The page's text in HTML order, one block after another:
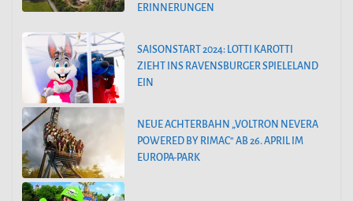
ERINNERUNGEN
SAISONSTART 2024: LOTTI KAROTTI
ZIEHT INS RAVENSBURGER SPIELELAND
EIN
NEUE ACHTERBAHN „VOLTRON NEVERA
POWERED BY RIMAC“ AB 26. APRIL IM
EUROPA-PARK